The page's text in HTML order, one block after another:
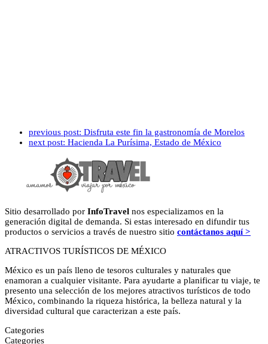
previous post: Disfruta este fin la gastronomía de Morelos
next post: Hacienda La Purísima, Estado de México
Sitio desarrollado por InfoTravel nos especializamos en la
generación digital de demanda. Si estas interesado en difundir tus
productos o servicios a través de nuestro sitio contáctanos aquí >
ATRACTIVOS TURÍSTICOS DE MÉXICO
México es un país lleno de tesoros culturales y naturales que
enamoran a cualquier visitante. Para ayudarte a planificar tu viaje, te
presento una selección de los mejores atractivos turísticos de todo
México, combinando la riqueza histórica, la belleza natural y la
diversidad cultural que caracterizan a este país.
Categories
Categories